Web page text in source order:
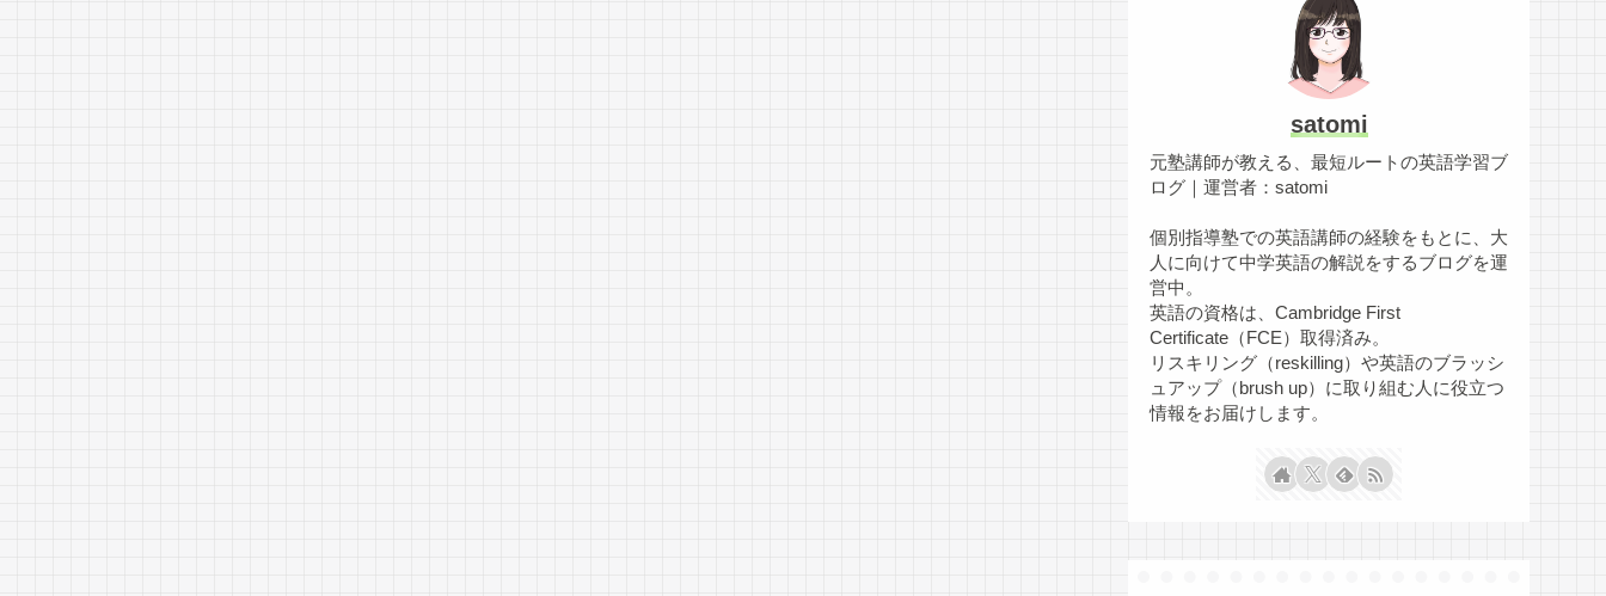
satomi
元塾講師が教える、最短ルートの英語学習ブ
ログ｜運営者：satomi
個別指導塾での英語講師の経験をもとに、大
人に向けて中学英語の解説をするブログを運
営中。
英語の資格は、Cambridge First
Certificate（FCE）取得済み。
リスキリング（reskilling）や英語のブラッシ
ュアップ（brush up）に取り組む人に役立つ
情報をお届けします。